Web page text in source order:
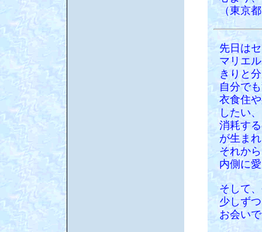
（東京
先日は
マリエ
きりと
自分で
衣食住
したい、
消耗す
が生ま
それか
内側に
そして
少しず
お会い